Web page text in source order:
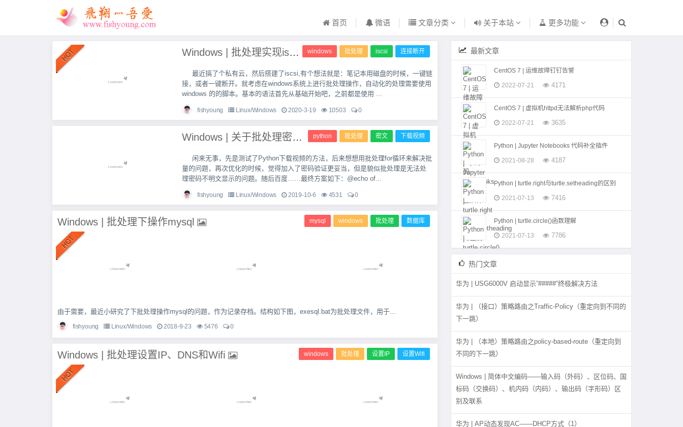
首页 微语 文章分类 关于本站 更多功能
windows 批处理 iscsi 连接断开
Windows | 批处理实现iscsi连接和断开
最近搞了个私有云，然后搭建了iscsi,有个想法就是：笔记本用磁盘的时候，一键链
接，或者一键断开。就考虑在windows系统上进行批处理操作，自动化的处理需要使用
windows 的的脚本。基本的语法首先从基础开始吧，之前都是使用 ...
fishyoung Linux/Windows 2020-3-19 10503 0
python 批处理 密文 下载视频
Windows | 关于批处理密文显示密码的解决问题
闲来无事，先是测试了Python下载视频的方法，后来想想用批处理for循环来解决批
量的问题，再次优化的时候，觉得加入了密码验证更妥当，但是貌似批处理是无法处
理密码不明文显示的问题。随后百度……最终方案如下：@echo of...
fishyoung Linux/Windows 2019-10-6 4531 0
mysql windows 批处理 数据库
Windows | 批处理下操作mysql
由于需要，最近小研究了下批处理操作mysql的问题，作为记录存档。结构如下图，exesql.bat为批处理文件，用于...
fishyoung Linux/Windows 2018-9-23 5476 0
windows 批处理 设置IP 设置Wifi
Windows | 批处理设置IP、DNS和Wifi
最新文章
CentOS 7 | 运维故障钉钉告警
2022-07-21 4171
CentOS 7 | 虚拟机httpd无法解析php代码
2022-07-21 3635
Python | Jupyter Notebooks 代码补全插件
2021-08-28 4187
Python | turtle.right与turtle.setheading的区别
2021-07-13 7416
Python | turtle.circle()函数理解
2021-07-13 7786
热门文章
华为 | USG6000V 启动显示”#####”终极解决方法
华为 | （接口）策略路由之Traffic-Policy（重定向到不同的
下一跳）
华为 | （本地）策略路由之policy-based-route（重定向到
不同的下一跳）
Windows | 简体中文编码——输入码（外码）、区位码、国
标码（交换码）、机内码（内码）、输出码（字形码）区
别及联系
华为 | AP动态发现AC——DHCP方式（1）